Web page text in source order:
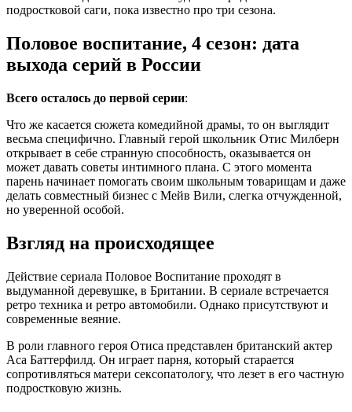
подростковой саги, пока известно про три сезона.
Половое воспитание, 4 сезон: дата
выхода серий в России
Всего осталось до первой серии:
Что же касается сюжета комедийной драмы, то он выглядит
весьма специфично. Главный герой школьник Отис Милберн
открывает в себе странную способность, оказывается он
может давать советы интимного плана. С этого момента
парень начинает помогать своим школьным товарищам и даже
делать совместный бизнес с Мейв Вили, слегка отчужденной,
но уверенной особой.
Взгляд на происходящее
Действие сериала Половое Воспитание проходят в
выдуманной деревушке, в Британии. В сериале встречается
ретро техника и ретро автомобили. Однако присутствуют и
современные веяние.
В роли главного героя Отиса представлен британский актер
Аса Баттерфилд. Он играет парня, который старается
сопротивляться матери сексопатологу, что лезет в его частную
подростковую жизнь.